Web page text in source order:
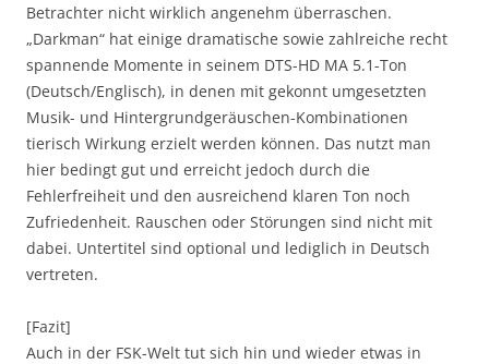
Betrachter nicht wirklich angenehm überraschen.
„Darkman“ hat einige dramatische sowie zahlreiche recht
spannende Momente in seinem DTS-HD MA 5.1-Ton
(Deutsch/Englisch), in denen mit gekonnt umgesetzten
Musik- und Hintergrundgeräuschen-Kombinationen
tierisch Wirkung erzielt werden können. Das nutzt man
hier bedingt gut und erreicht jedoch durch die
Fehlerfreiheit und den ausreichend klaren Ton noch
Zufriedenheit. Rauschen oder Störungen sind nicht mit
dabei. Untertitel sind optional und lediglich in Deutsch
vertreten.
[Fazit]
Auch in der FSK-Welt tut sich hin und wieder etwas in